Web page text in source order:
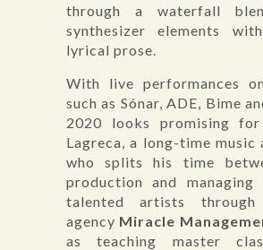
through a waterfall
synthesizer elements
lyrical prose.
With live performances
such as Sónar, ADE, Bime
2020 looks promising for
Lagreca, a long-time music
who splits his time
production and
talented artists
agency Miracle
as teaching master